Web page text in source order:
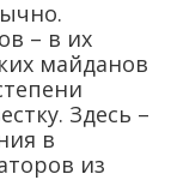
– в их
майданов
Здесь –
в
из